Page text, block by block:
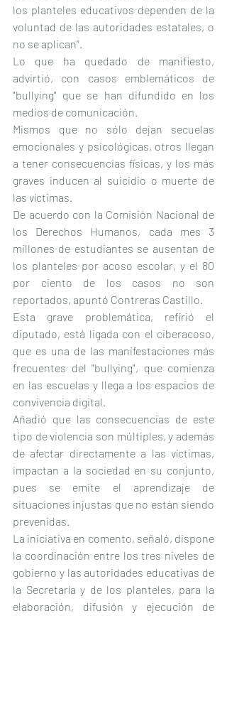
los planteles educativos dependen de la
voluntad de las autoridades estatales, o
no se aplican”.
Lo que ha quedado de manifiesto,
advirtió, con casos emblemáticos de
"bullying" que se han difundido en los
medios de comunicación.
Mismos que no sólo dejan secuelas
emocionales y psicológicas, otros llegan
a tener consecuencias físicas, y los más
graves inducen al suicidio o muerte de
las víctimas.
De acuerdo con la Comisión Nacional de
los Derechos Humanos, cada mes 3
millones de estudiantes se ausentan de
los planteles por acoso escolar, y el 80
por ciento de los casos no son
reportados, apuntó Contreras Castillo.
Esta grave problemática, refirió el
diputado, está ligada con el ciberacoso,
que es una de las manifestaciones más
frecuentes del "bullying", que comienza
en las escuelas y llega a los espacios de
convivencia digital.
Añadió que las consecuencias de este
tipo de violencia son múltiples, y además
de afectar directamente a las víctimas,
impactan a la sociedad en su conjunto,
pues se emite el aprendizaje de
situaciones injustas que no están siendo
prevenidas.
La iniciativa en comento, señaló, dispone
la coordinación entre los tres niveles de
gobierno y las autoridades educativas de
la Secretaría y de los planteles, para la
elaboración, difusión y ejecución de